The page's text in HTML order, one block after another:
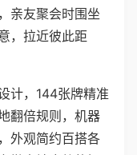
亲友聚会时围坐
，拉近彼此距
计，144张牌精准
翻倍规则，机器
外观简约百搭各